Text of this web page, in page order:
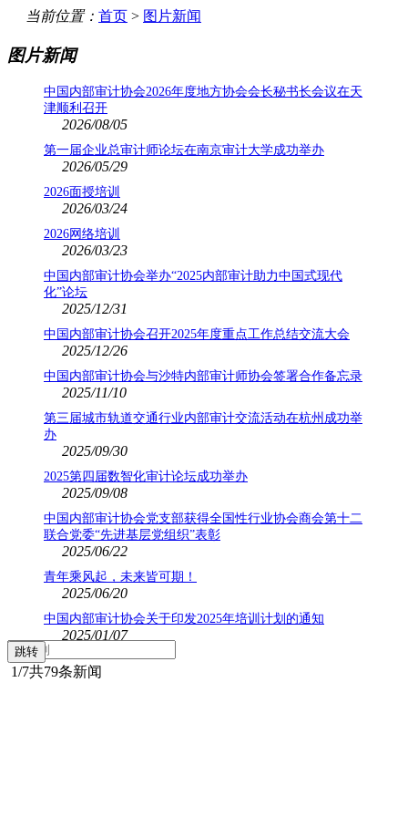
当前位置： 首页 > 图片新闻
图片新闻
中国内部审计协会2026年度地方协会会长秘书长会议在天
津顺利召开
2026/08/05
第一届企业总审计师论坛在南京审计大学成功举办
2026/05/29
2026面授培训
2026/03/24
2026网络培训
2026/03/23
中国内部审计协会举办“2025内部审计助力中国式现代
化”论坛
2025/12/31
中国内部审计协会召开2025年度重点工作总结交流大会
2025/12/26
中国内部审计协会与沙特内部审计师协会签署合作备忘录
2025/11/10
第三届城市轨道交通行业内部审计交流活动在杭州成功举
办
2025/09/30
2025第四届数智化审计论坛成功举办
2025/09/08
中国内部审计协会党支部获得全国性行业协会商会第十二
联合党委“先进基层党组织”表彰
2025/06/22
青年乘风起，未来皆可期！
2025/06/20
中国内部审计协会关于印发2025年培训计划的通知
2025/01/07
1/7共79条新闻